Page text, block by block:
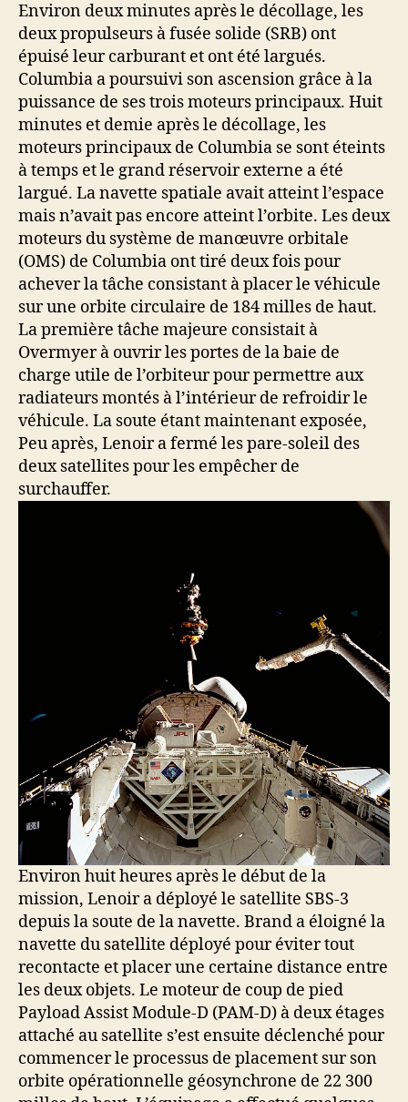
Environ deux minutes après le décollage, les
deux propulseurs à fusée solide (SRB) ont
épuisé leur carburant et ont été largués.
Columbia a poursuivi son ascension grâce à la
puissance de ses trois moteurs principaux. Huit
minutes et demie après le décollage, les
moteurs principaux de Columbia se sont éteints
à temps et le grand réservoir externe a été
largué. La navette spatiale avait atteint l’espace
mais n’avait pas encore atteint l’orbite. Les deux
moteurs du système de manœuvre orbitale
(OMS) de Columbia ont tiré deux fois pour
achever la tâche consistant à placer le véhicule
sur une orbite circulaire de 184 milles de haut.
La première tâche majeure consistait à
Overmyer à ouvrir les portes de la baie de
charge utile de l’orbiteur pour permettre aux
radiateurs montés à l’intérieur de refroidir le
véhicule. La soute étant maintenant exposée,
Peu après, Lenoir a fermé les pare-soleil des
deux satellites pour les empêcher de
surchauffer.
Environ huit heures après le début de la
mission, Lenoir a déployé le satellite SBS-3
depuis la soute de la navette. Brand a éloigné la
navette du satellite déployé pour éviter tout
recontacte et placer une certaine distance entre
les deux objets. Le moteur de coup de pied
Payload Assist Module-D (PAM-D) à deux étages
attaché au satellite s’est ensuite déclenché pour
commencer le processus de placement sur son
orbite opérationnelle géosynchrone de 22 300